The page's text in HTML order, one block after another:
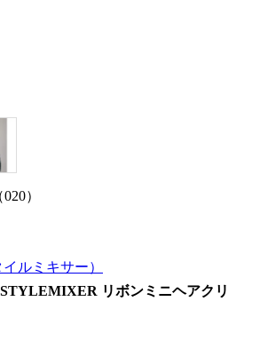
）
イルミキサー）
リボンミニヘアクリ